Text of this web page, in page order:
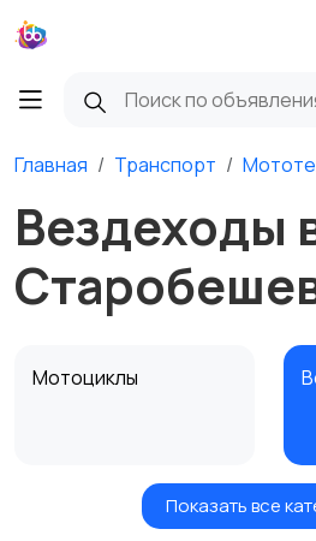
Главная Транспорт
Вездеходы
Мотоциклы
Показать все